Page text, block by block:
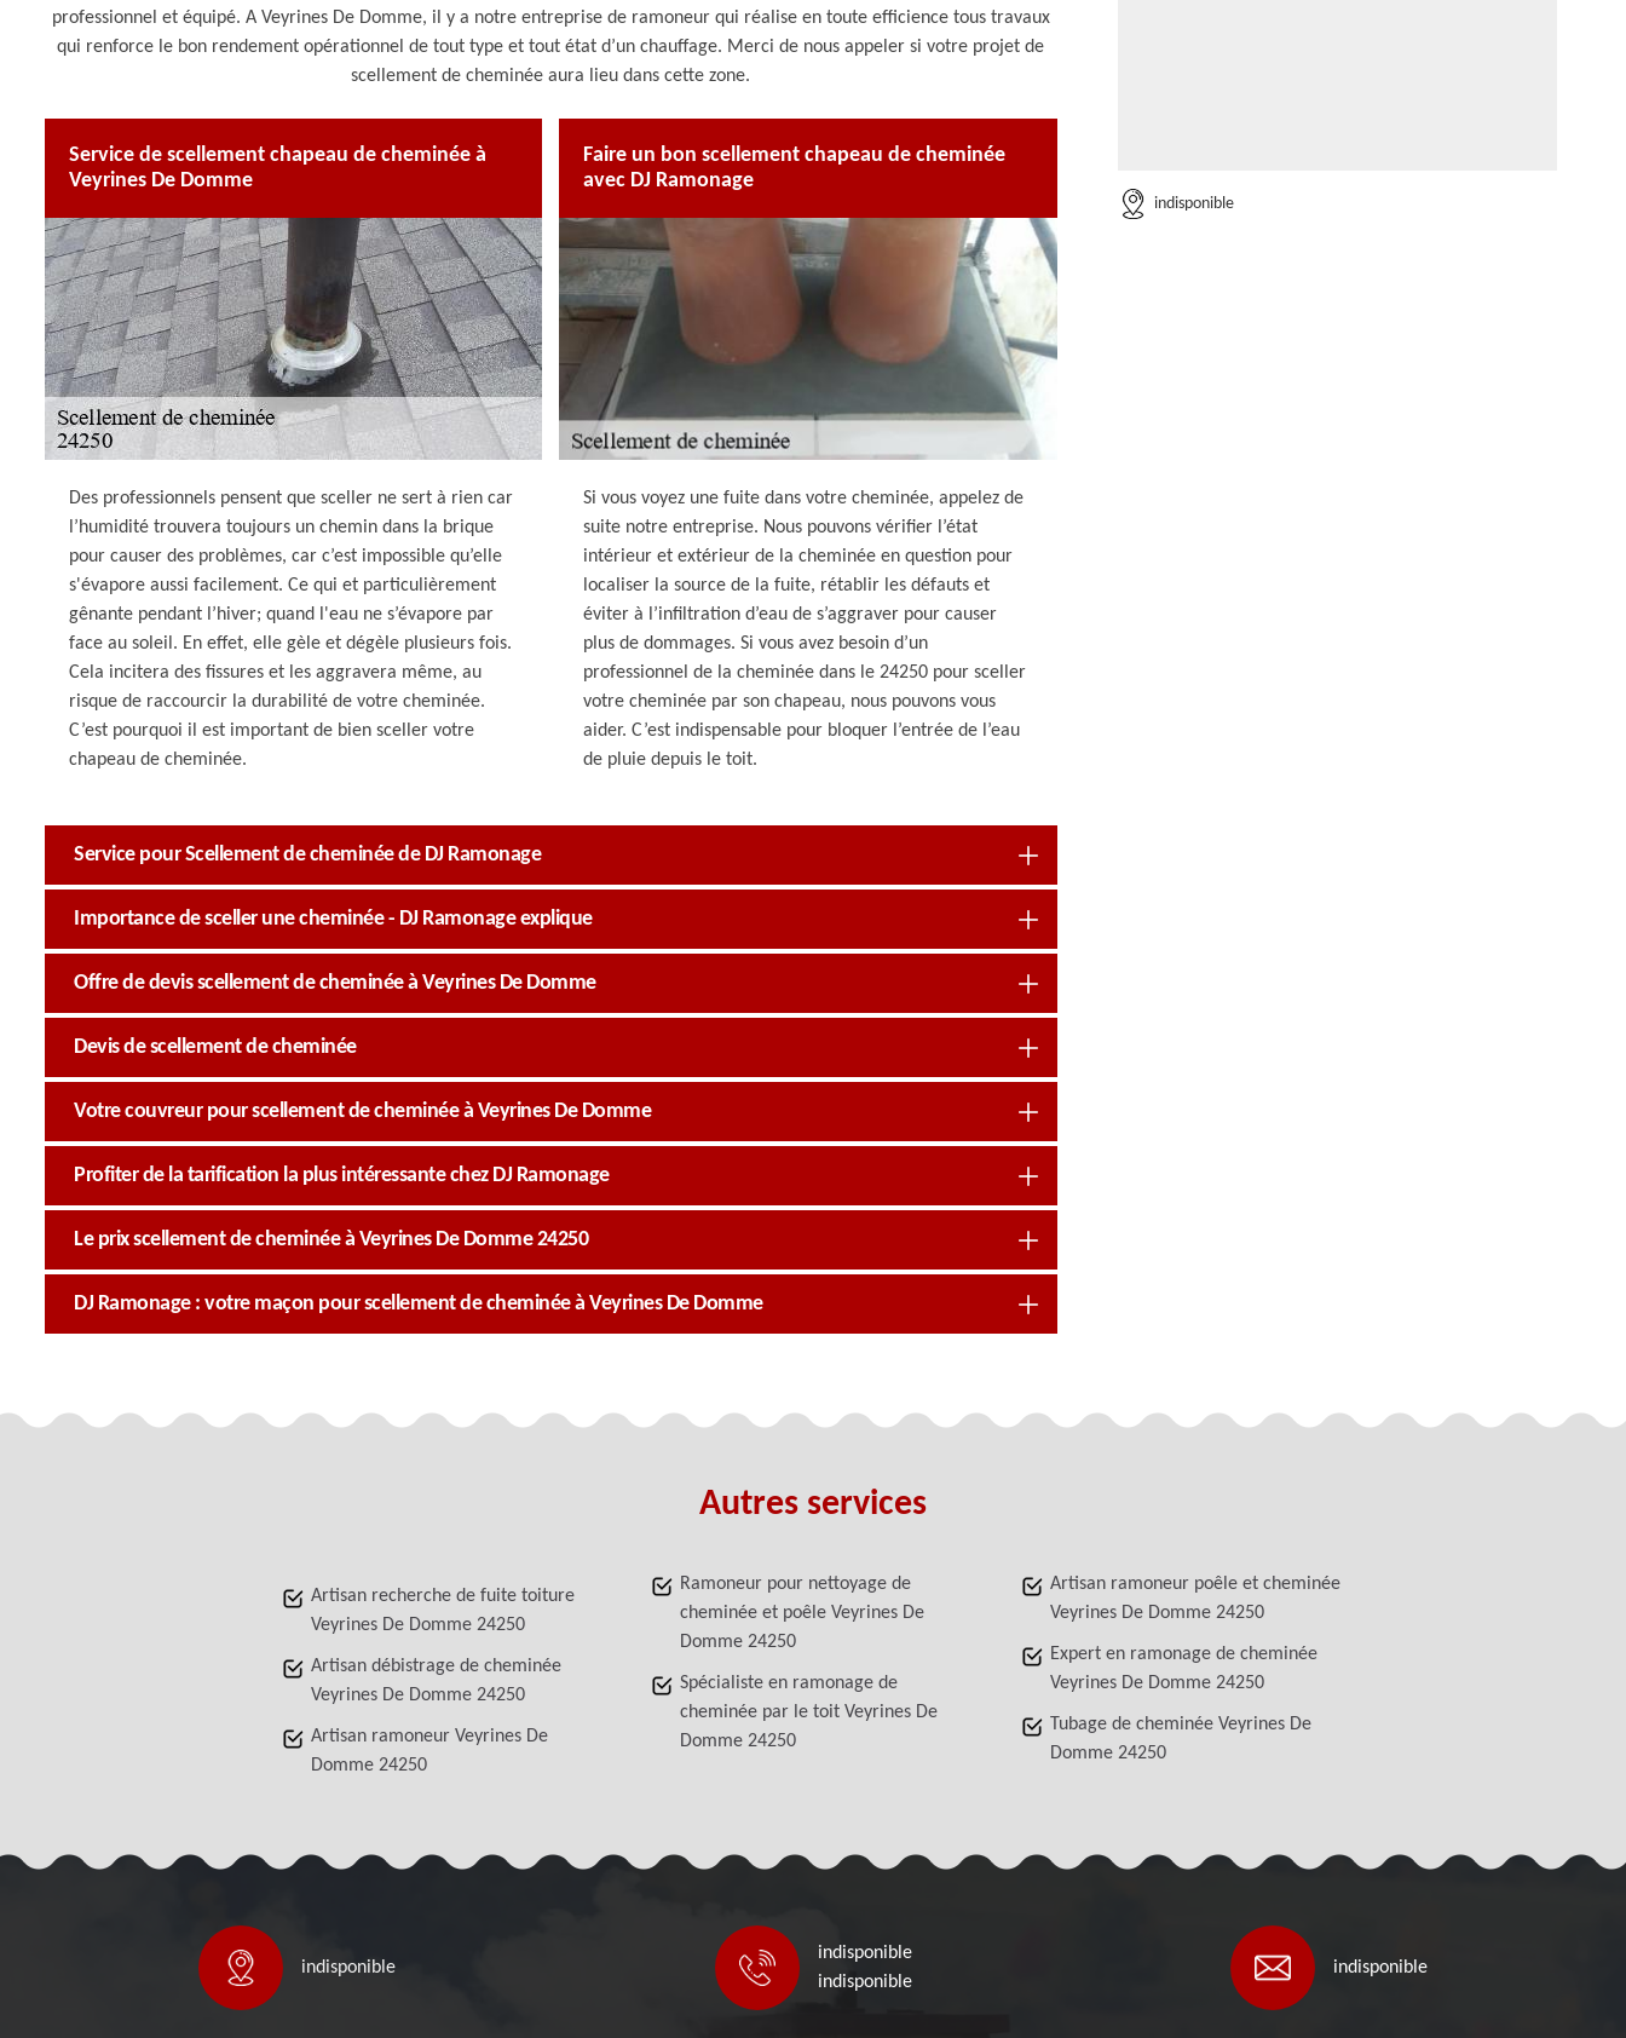
professionnel et équipé. A Veyrines De Domme, il y a notre entreprise de ramoneur qui réalise en toute efficience tous travaux
qui renforce le bon rendement opérationnel de tout type et tout état d’un chauffage. Merci de nous appeler si votre projet de
scellement de cheminée aura lieu dans cette zone.
Service de scellement chapeau de cheminée à
Veyrines De Domme
Des professionnels pensent que sceller ne sert à rien car
l’humidité trouvera toujours un chemin dans la brique
pour causer des problèmes, car c’est impossible qu’elle
s'évapore aussi facilement. Ce qui et particulièrement
gênante pendant l’hiver; quand l'eau ne s’évapore par
face au soleil. En effet, elle gèle et dégèle plusieurs fois.
Cela incitera des fissures et les aggravera même, au
risque de raccourcir la durabilité de votre cheminée.
C’est pourquoi il est important de bien sceller votre
chapeau de cheminée.
Faire un bon scellement chapeau de cheminée
avec DJ Ramonage
Si vous voyez une fuite dans votre cheminée, appelez de
suite notre entreprise. Nous pouvons vérifier l’état
intérieur et extérieur de la cheminée en question pour
localiser la source de la fuite, rétablir les défauts et
éviter à l’infiltration d’eau de s’aggraver pour causer
plus de dommages. Si vous avez besoin d’un
professionnel de la cheminée dans le 24250 pour sceller
votre cheminée par son chapeau, nous pouvons vous
aider. C’est indispensable pour bloquer l’entrée de l’eau
de pluie depuis le toit.
Service pour Scellement de cheminée de DJ Ramonage
Importance de sceller une cheminée - DJ Ramonage explique
Offre de devis scellement de cheminée à Veyrines De Domme
Devis de scellement de cheminée
Votre couvreur pour scellement de cheminée à Veyrines De Domme
Profiter de la tarification la plus intéressante chez DJ Ramonage
Le prix scellement de cheminée à Veyrines De Domme 24250
DJ Ramonage : votre maçon pour scellement de cheminée à Veyrines De Domme
indisponible
Autres services
Artisan recherche de fuite toiture
Veyrines De Domme 24250
Artisan débistrage de cheminée
Veyrines De Domme 24250
Artisan ramoneur Veyrines De
Domme 24250
Ramoneur pour nettoyage de
cheminée et poêle Veyrines De
Domme 24250
Spécialiste en ramonage de
cheminée par le toit Veyrines De
Domme 24250
Artisan ramoneur poêle et cheminée
Veyrines De Domme 24250
Expert en ramonage de cheminée
Veyrines De Domme 24250
Tubage de cheminée Veyrines De
Domme 24250
indisponible
indisponible
indisponible
indisponible